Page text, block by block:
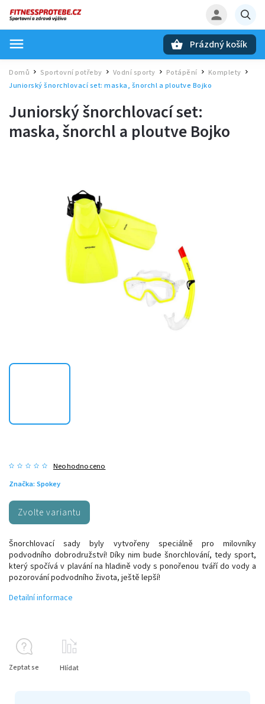
Prázdný košík
Domů / Sportovní potřeby Vodní sporty Potápění Komplety
Juniorský šnorchlovací set: maska, šnorchl a ploutve Bojko
Juniorský šnorchlovací set:
maska, šnorchl a ploutve Bojko
Neohodnoceno
Značka: Spokey
Zvolte variantu
Šnorchlovací sady byly vytvořeny speciálně pro milovníky
podvodního dobrodružství! Díky nim bude šnorchlování, tedy sport,
který spočívá v plavání na hladině vody s ponořenou tváří do vody a
pozorování podvodního života, ještě lepší!
Detailní informace
Zeptat se Hlídat